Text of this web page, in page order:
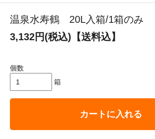
温泉水寿鶴 20L入箱/1箱のみ
3,132円(税込)【送料込】
個数
箱
カートに入れる